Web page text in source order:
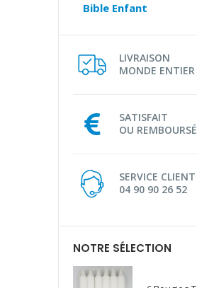
Bible Enfant
LIVRAISON
MONDE ENTIER
SATISFAIT
OU REMBOURSÉ
SERVICE CLIENT
04 90 90 26 52
NOTRE SÉLECTION